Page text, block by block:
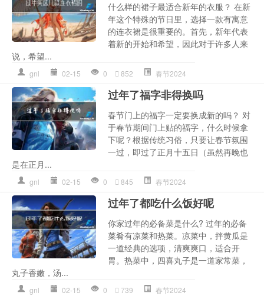
什么样的裙子最适合新年的衣服？ 在新
年这个特殊的节日里，选择一款有寓意
的连衣裙是很重要的。首先，新年代表
着新的开始和希望，因此对于许多人来
说，希望...
gnl 02-15 0 852 春节2024
过年了福字非得换吗
春节门上的福字一定要换成新的吗？ 对
于春节期间门上贴的福字，什么时候拿
下呢？根据传统习俗，只要让春节氛围
一过，即过了正月十五日（虽然再晚也
是在正月...
gnl 02-15 0 845 春节2024
过年了都吃什么饭好呢
你家过年的必备菜是什么? 过年的必备
菜肴有凉菜和热菜。凉菜中，拌黄瓜是
一道经典的选项，清爽爽口，适合开
胃。热菜中，四喜丸子是一道家常菜，
丸子香嫩，汤...
gnl 02-15 0 739 春节2024